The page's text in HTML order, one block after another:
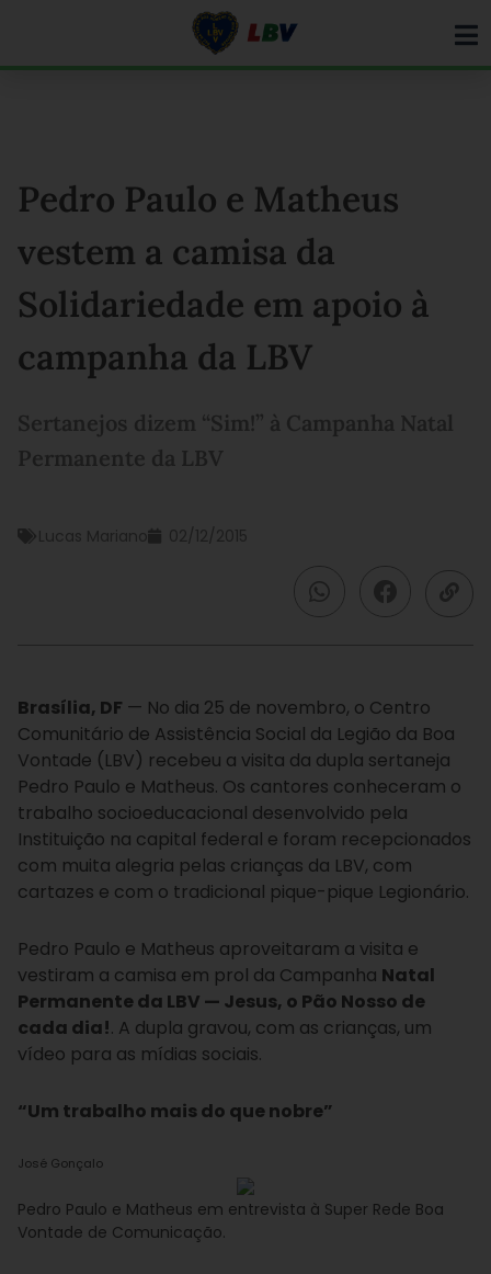
Pedro Paulo e Matheus
vestem a camisa da
Solidariedade em apoio à
campanha da LBV
Sertanejos dizem “Sim!” à Campanha Natal
Permanente da LBV
Lucas Mariano 02/12/2015
Brasília, DF — No dia 25 de novembro, o Centro
Comunitário de Assistência Social da Legião da Boa
Vontade (LBV) recebeu a visita da dupla sertaneja
Pedro Paulo e Matheus. Os cantores conheceram o
trabalho socioeducacional desenvolvido pela
Instituição na capital federal e foram recepcionados
com muita alegria pelas crianças da LBV, com
cartazes e com o tradicional pique-pique Legionário.
Pedro Paulo e Matheus aproveitaram a visita e
vestiram a camisa em prol da Campanha Natal
Permanente da LBV — Jesus, o Pão Nosso de
cada dia!. A dupla gravou, com as crianças, um
vídeo para as mídias sociais.
“Um trabalho mais do que nobre”
José Gonçalo
Pedro Paulo e Matheus em entrevista à Super Rede Boa
Vontade de Comunicação.